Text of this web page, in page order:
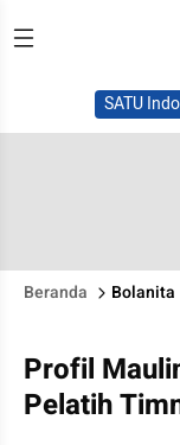
SATU
Beranda Bolanita
Profil
Pelatih